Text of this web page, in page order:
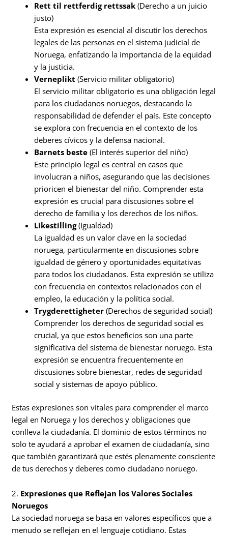
Rett til rettferdig rettssak (Derecho a un juicio
justo)
Esta expresión es esencial al discutir los derechos
legales de las personas en el sistema judicial de
Noruega, enfatizando la importancia de la equidad
y la justicia.
Verneplikt (Servicio militar obligatorio)
El servicio militar obligatorio es una obligación legal
para los ciudadanos noruegos, destacando la
responsabilidad de defender el país. Este concepto
se explora con frecuencia en el contexto de los
deberes cívicos y la defensa nacional.
Barnets beste (El interés superior del niño)
Este principio legal es central en casos que
involucran a niños, asegurando que las decisiones
prioricen el bienestar del niño. Comprender esta
expresión es crucial para discusiones sobre el
derecho de familia y los derechos de los niños.
Likestilling(Igualdad)
La igualdad es un valor clave en la sociedad
noruega, particularmente en discusiones sobre
igualdad de género y oportunidades equitativas
para todos los ciudadanos. Esta expresión se utiliza
con frecuencia en contextos relacionados con el
empleo, la educación y la política social.
Trygderettigheter (Derechos de seguridad social)
Comprender los derechos de seguridad social es
crucial, ya que estos beneficios son una parte
significativa del sistema de bienestar noruego. Esta
expresión se encuentra frecuentemente en
discusiones sobre bienestar, redes de seguridad
social y sistemas de apoyo público.
Estas expresiones son vitales para comprender el marco
legal en Noruega y los derechos y obligaciones que
conlleva la ciudadanía. El dominio de estos términos no
solo te ayudará a aprobar el examen de ciudadanía, sino
que también garantizará que estés plenamente consciente
de tus derechos y deberes como ciudadano noruego.
2. Expresiones que Reflejan los Valores Sociales
Noruegos
La sociedad noruega se basa en valores específicos que a
menudo se reflejan en el lenguaje cotidiano. Estas